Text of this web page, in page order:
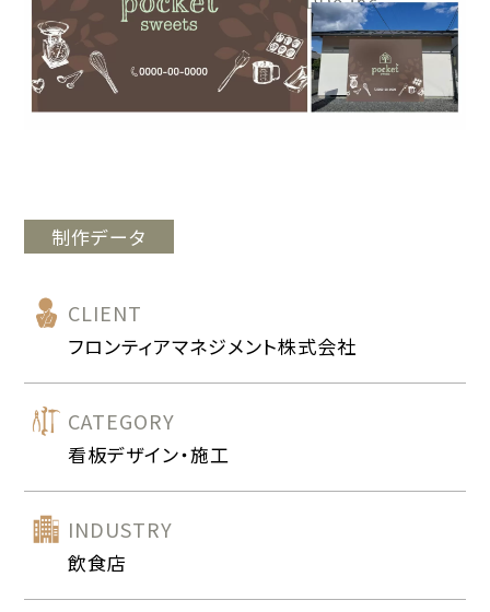
制作データ
CLIENT
フロンティアマネジメント株式会社
CATEGORY
看板デザイン・施工
INDUSTRY
飲食店